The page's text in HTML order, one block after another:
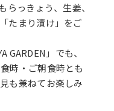
っきょう、生姜、
たまり漬け」をご
GARDEN」でも、
時・ご朝食時とも
も兼ねてお楽しみ